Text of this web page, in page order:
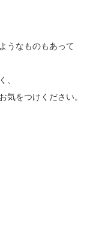
うなものもあって
、
気をつけください。